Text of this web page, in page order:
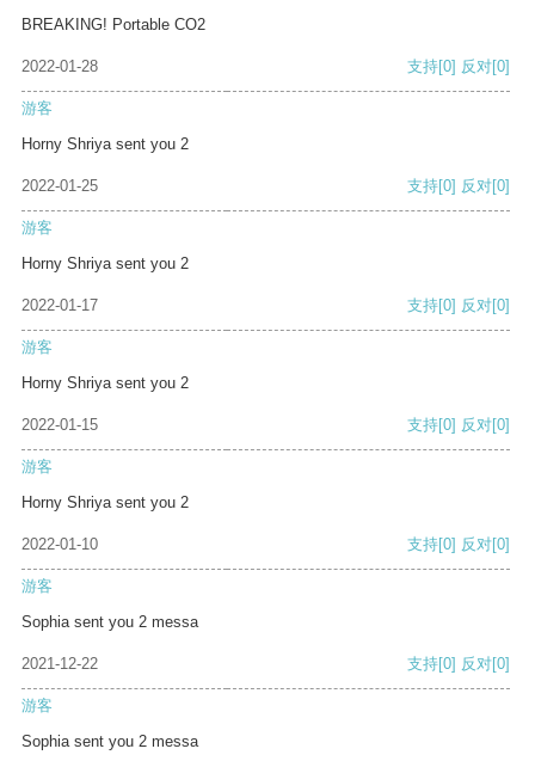
BREAKING! Portable CO2
2022-01-28 支持[0] 反对[0]
游客
Horny Shriya sent you 2
2022-01-25 支持[0] 反对[0]
游客
Horny Shriya sent you 2
2022-01-17 支持[0] 反对[0]
游客
Horny Shriya sent you 2
2022-01-15 支持[0] 反对[0]
游客
Horny Shriya sent you 2
2022-01-10 支持[0] 反对[0]
游客
Sophia sent you 2 messa
2021-12-22 支持[0] 反对[0]
游客
Sophia sent you 2 messa